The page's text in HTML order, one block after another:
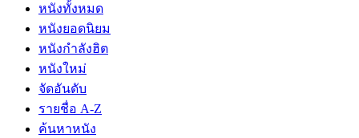
หนังทั้งหมด
หนังยอดนิยม
หนังกำลังฮิต
หนังใหม่
จัดอันดับ
รายชื่อ A-Z
ค้นหาหนัง